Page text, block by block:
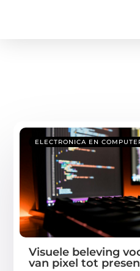
ELECTRONICA EN
Visuele beleving
van pixel tot